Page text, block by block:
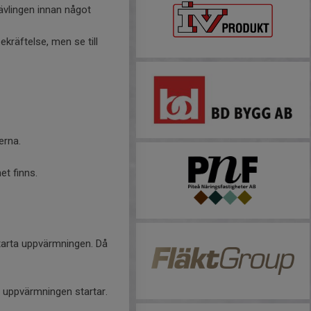
innan något
men se till
finns.
uppvärmningen. Då
startar.